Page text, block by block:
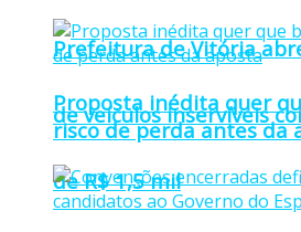
Prefeitura de Vitória
de veículos inservíveis
de R$ 1,5 mil
Proposta inédita quer
risco de perda antes da